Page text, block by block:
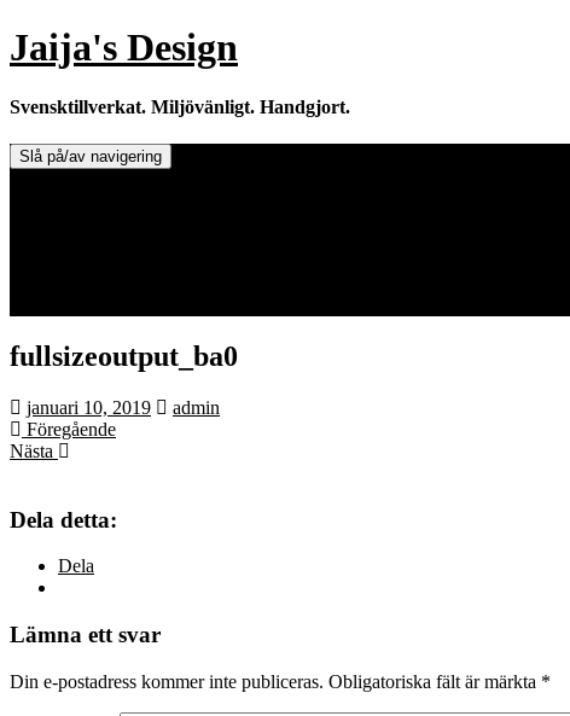
Hoppa
till
Jaija's Design
Svensktillverkat. Miljövänligt. Handgjort.
Slå på/av navigering
fullsizeoutput_ba0
januari 10, 2019
admin
Föregående
Nästa
Dela detta:
Dela
Lämna ett svar
Din e-postadress kommer inte publiceras. Obligatoriska fält är märkta *